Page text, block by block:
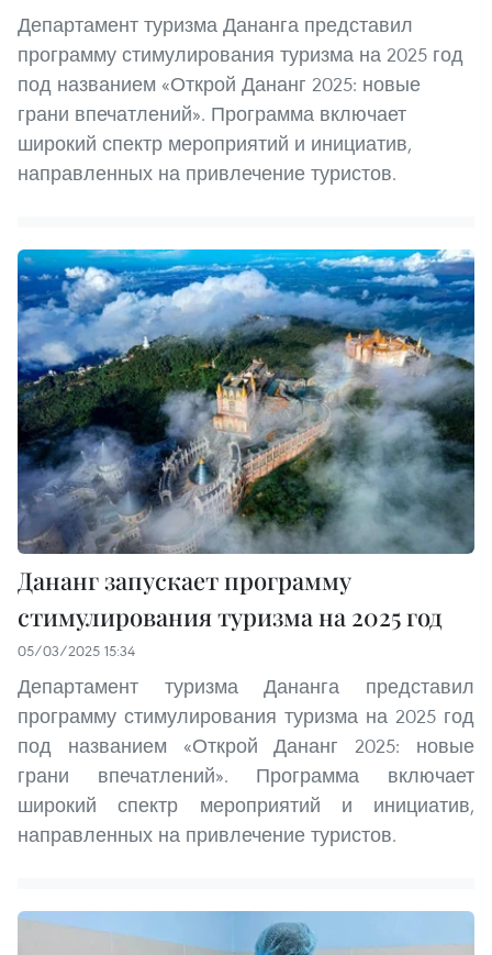
Департамент туризма Дананга представил
программу стимулирования туризма на 2025 год
под названием «Открой Дананг 2025: новые
грани впечатлений». Программа включает
широкий спектр мероприятий и инициатив,
направленных на привлечение туристов.
Дананг запускает программу
стимулирования туризма на 2025 год
05/03/2025 15:34
Департамент туризма Дананга представил
программу стимулирования туризма на 2025 год
под названием «Открой Дананг 2025: новые
грани впечатлений». Программа включает
широкий спектр мероприятий и инициатив,
направленных на привлечение туристов.